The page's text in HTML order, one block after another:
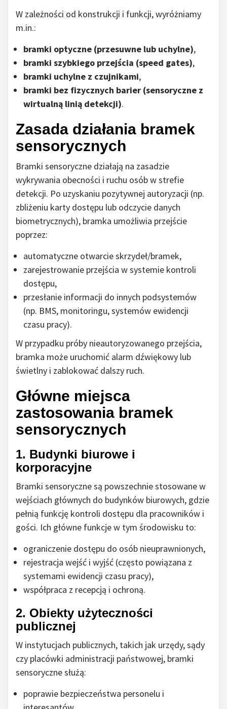
W zależności od konstrukcji i funkcji, wyróżniamy
m.in.:
bramki optyczne (przesuwne lub uchylne),
bramki szybkiego przejścia (speed gates),
bramki uchylne z czujnikami,
bramki bez fizycznych barier (sensoryczne z
wirtualną linią detekcji).
Zasada działania bramek
sensorycznych
Bramki sensoryczne działają na zasadzie
wykrywania obecności i ruchu osób w strefie
detekcji. Po uzyskaniu pozytywnej autoryzacji (np.
zbliżeniu karty dostępu lub odczycie danych
biometrycznych), bramka umożliwia przejście
poprzez:
automatyczne otwarcie skrzydeł/bramek,
zarejestrowanie przejścia w systemie kontroli
dostępu,
przesłanie informacji do innych podsystemów
(np. BMS, monitoringu, systemów ewidencji
czasu pracy).
W przypadku próby nieautoryzowanego przejścia,
bramka może uruchomić alarm dźwiękowy lub
świetlny i zablokować dalszy ruch.
Główne miejsca
zastosowania bramek
sensorycznych
1. Budynki biurowe i
korporacyjne
Bramki sensoryczne są powszechnie stosowane w
wejściach głównych do budynków biurowych, gdzie
pełnią funkcję kontroli dostępu dla pracowników i
gości. Ich główne funkcje w tym środowisku to:
ograniczenie dostępu do osób nieuprawnionych,
rejestracja wejść i wyjść (często powiązana z
systemami ewidencji czasu pracy),
współpraca z recepcją i ochroną.
2. Obiekty użyteczności
publicznej
W instytucjach publicznych, takich jak urzędy, sądy
czy placówki administracji państwowej, bramki
sensoryczne służą:
poprawie bezpieczeństwa personelu i